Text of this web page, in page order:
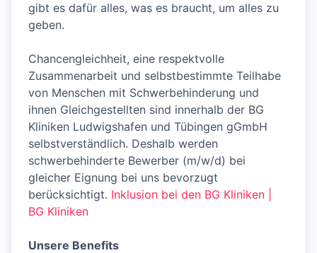
gibt es dafür alles, was es braucht, um alles zu
geben.
Chancengleichheit, eine respektvolle
Zusammenarbeit und selbstbestimmte Teilhabe
von Menschen mit Schwerbehinderung und
ihnen Gleichgestellten sind innerhalb der BG
Kliniken Ludwigshafen und Tübingen gGmbH
selbstverständlich. Deshalb werden
schwerbehinderte Bewerber (m/w/d) bei
gleicher Eignung bei uns bevorzugt
berücksichtigt. Inklusion bei den BG Kliniken |
BG Kliniken
Unsere Benefits